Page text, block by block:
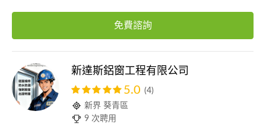
免費諮詢
新達斯鋁窗工程有限公司
5.0 (4)
新界 葵青區
9 次聘用